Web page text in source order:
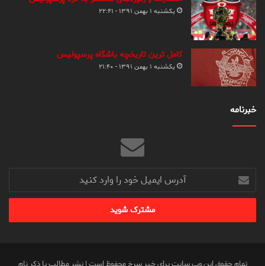
یکشنبه ۱ بهمن ۱۳۹۱ - ۲۲:۴۱
کامل ترین تاریخچه باشگاه پرسپولیس
یکشنبه ۱ بهمن ۱۳۹۱ - ۲۱:۴۰
خبرنامه
آدرس
ایمیل
خود
وارد